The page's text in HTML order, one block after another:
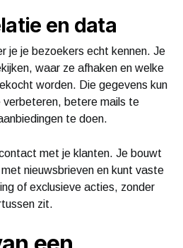
en data
je je bezoekers echt kennen. Je
waar ze afhaken en welke
worden. Die gegevens kun
verbeteren, betere mails te
te doen.
met je klanten. Je bouwt
nieuwsbrieven en kunt vaste
of exclusieve acties, zonder
zit.